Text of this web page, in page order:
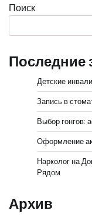
Поиск
Последние
Детские
Запись в
Выбор гонгов:
Оформление
Нарколог на
Рядом
Архив